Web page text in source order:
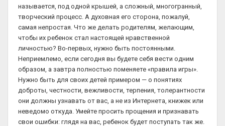
называется, под одной крышей, а сложный, многогранный,
творческий процесс. А духовная его сторона, пожалуй,
самая непростая. Что же делать родителям, желающим,
чтобы их ребенок стал настоящей нравственной
личностью? Во-первых, нужно быть постоянными.
Неприемлемо, если сегодня вы будете себя вести одним
образом, а завтра полностью поменяете «правила игры».
Нужно быть для своих детей примером — о понятиях
доброты, честности, вежливости, терпения, толерантности
они должны узнавать от вас, а не из Интернета, книжек или
неведомо откуда. Умейте просить прощения и признавать
свои ошибки: глядя на вас, ребенок будет поступать так же.